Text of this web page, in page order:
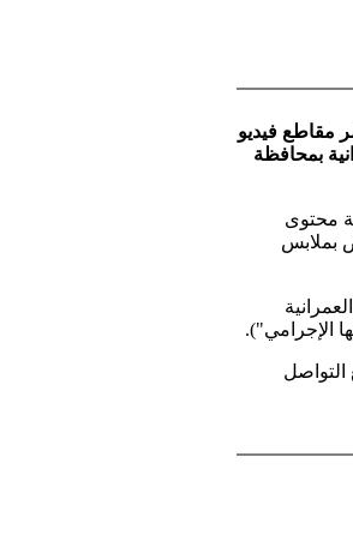
مقاطع فيديو
بمحافظة
محتوى
بملابس
الإجرامي").
التواصل